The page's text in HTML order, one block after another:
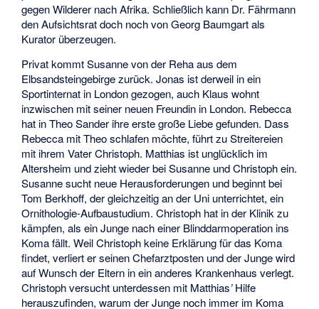
gegen Wilderer nach Afrika. Schließlich kann Dr. Fährmann
den Aufsichtsrat doch noch von Georg Baumgart als
Kurator überzeugen.
Privat kommt Susanne von der Reha aus dem
Elbsandsteingebirge zurück. Jonas ist derweil in ein
Sportinternat in London gezogen, auch Klaus wohnt
inzwischen mit seiner neuen Freundin in London. Rebecca
hat in Theo Sander ihre erste große Liebe gefunden. Dass
Rebecca mit Theo schlafen möchte, führt zu Streitereien
mit ihrem Vater Christoph. Matthias ist unglücklich im
Altersheim und zieht wieder bei Susanne und Christoph ein.
Susanne sucht neue Herausforderungen und beginnt bei
Tom Berkhoff, der gleichzeitig an der Uni unterrichtet, ein
Ornithologie-Aufbaustudium. Christoph hat in der Klinik zu
kämpfen, als ein Junge nach einer Blinddarmoperation ins
Koma fällt. Weil Christoph keine Erklärung für das Koma
findet, verliert er seinen Chefarztposten und der Junge wird
auf Wunsch der Eltern in ein anderes Krankenhaus verlegt.
Christoph versucht unterdessen mit Matthias’Hilfe
herauszufinden, warum der Junge noch immer im Koma